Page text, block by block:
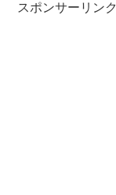
スポンサーリンク